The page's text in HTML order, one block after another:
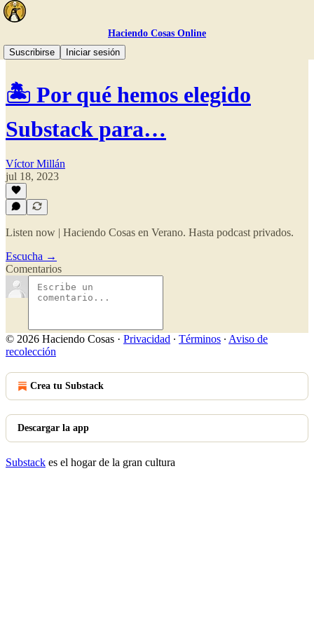
Haciendo Cosas Online
Suscribirse
Iniciar sesión
🎧 El Podcast
🏝️ Por qué hemos elegido
Substack para…
Víctor Millán
jul 18, 2023
Listen now | Haciendo Cosas en Verano. Hasta podcast privados.
Escucha →
Comentarios
© 2026 Haciendo Cosas · Privacidad ∙ Términos ∙ Aviso de
recolección
Crea tu Substack
Descargar la app
Substack es el hogar de la gran cultura